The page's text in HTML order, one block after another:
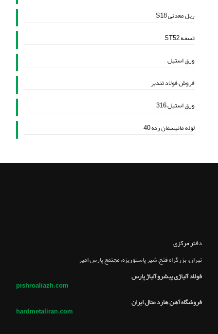
ریل معدنی S18
تسمه ST52
ورق استیل
فروش فولاد تندبر
ورق استیل 316
لوله مانیسمان رده 40
دفتر مرکزی
تهران، بزرگراه فتح, شير پاستوريزه، مجتمع پارس امير
فولاد آلیاژی پیشرو آلیاژ پارس
pishroaliazh.com
فروشگاه آهن هارد متال ایران
hardmetaliran.com